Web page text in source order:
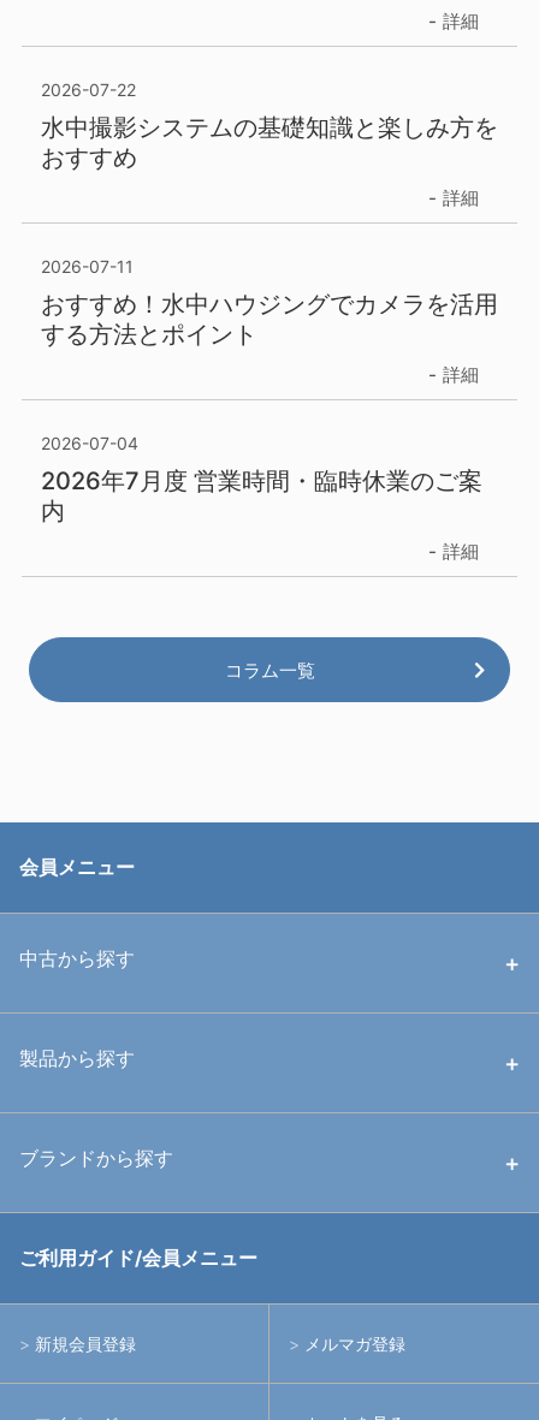
詳細
2026-07-22
水中撮影システムの基礎知識と楽しみ方を
おすすめ
詳細
2026-07-11
おすすめ！水中ハウジングでカメラを活用
する方法とポイント
詳細
2026-07-04
2026年7月度 営業時間・臨時休業のご案
内
詳細
コラム一覧
会員メニュー
中古から探す
中古ハウジング
中古アームシステム
製品から探す
ハウジング
ライト
アームシステム
ブランドから探す
RGBlue
イノン
ご利用ガイド/会員メニュー
新規会員登録 メルマガ登録